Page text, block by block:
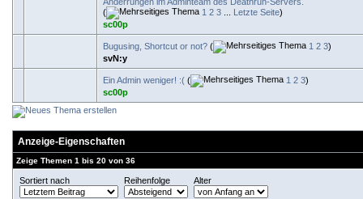
(
1 2 3 Letzte Seite)
sc00p
Bugusing, Shortcut or not? ( 1 2 3)
svN:y
Ein Admin weniger! :( ( 1 2 3)
sc00p
Anzeige-Eigenschaften
Zeige Themen 1 bis 20 von 36
Sortiert nach Reihenfolge Alter